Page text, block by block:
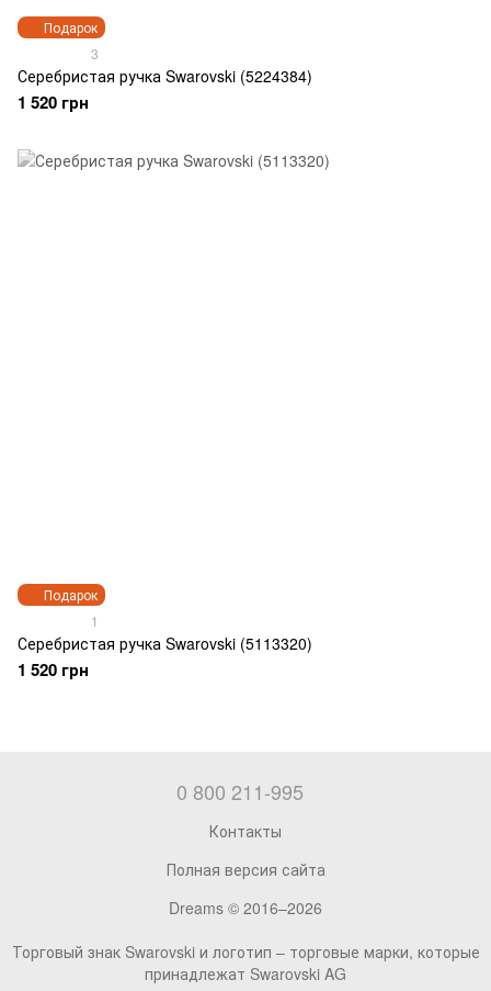
Подарок
3
Серебристая ручка Swarovski (5224384)
1 520 грн
Подарок
1
Серебристая ручка Swarovski (5113320)
1 520 грн
0 800 211-995
Контакты
Полная версия сайта
Dreams © 2016–2026
Торговый знак Swarovski и логотип – торговые марки, которые
принадлежат Swarovski AG